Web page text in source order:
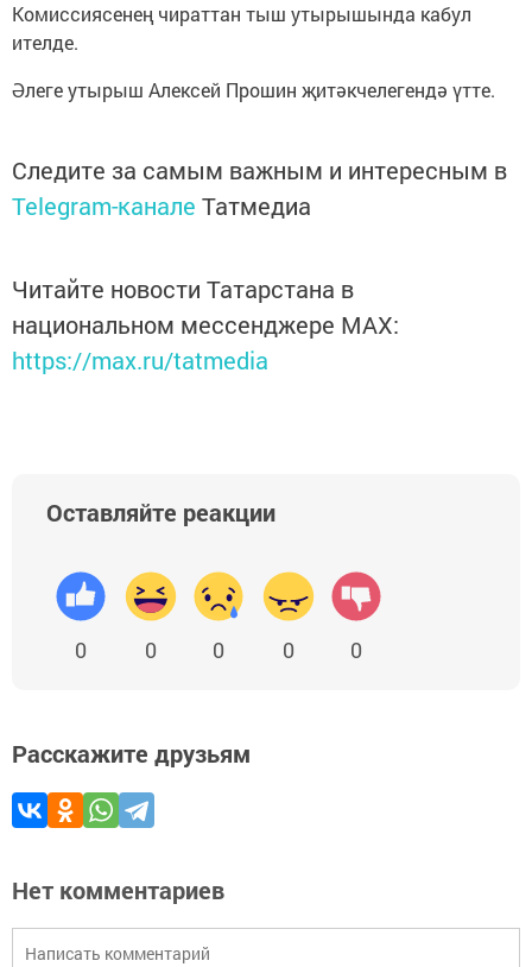
Комиссиясенең чираттан тыш утырышында кабул
ителде.
Әлеге утырыш Алексей Прошин җитәкчелегендә үтте.
Следите за самым важным и интересным в
Telegram-канале Татмедиа
Читайте новости Татарстана в
национальном мессенджере MАХ:
https://max.ru/tatmedia
Оставляйте реакции
0 0 0 0 0
Расскажите друзьям
Нет комментариев